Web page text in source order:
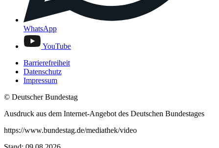
WhatsApp
YouTube
Barrierefreiheit
Datenschutz
Impressum
© Deutscher Bundestag
Ausdruck aus dem Internet-Angebot des Deutschen Bundestages
https://www.bundestag.de/mediathek/video